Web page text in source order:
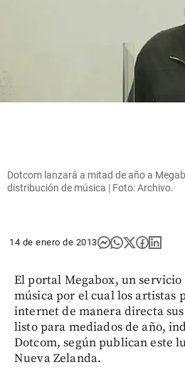
Dotcom lanzará a mitad de año a
distribución de música | Foto: Archivo.
14 de enero de 2013
El portal Megabox, un
música por el cual los artistas
internet de manera directa
listo para mediados de año,
Dotcom, según publican este
Nueva Zelanda.